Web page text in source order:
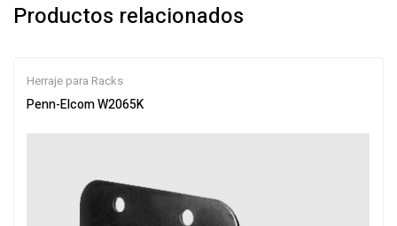
Productos relacionados
Herraje para Racks
Penn-Elcom W2065K